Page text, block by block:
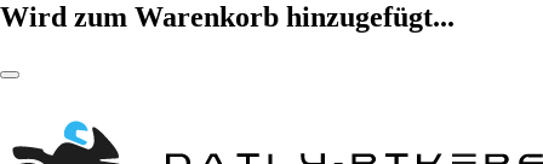
Wird zum Warenkorb hinzugefügt...